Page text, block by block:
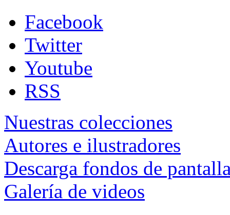
Facebook
Twitter
Youtube
RSS
Nuestras colecciones
Autores e ilustradores
Descarga fondos de
Galería de videos